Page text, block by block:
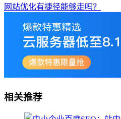
网站优化有捷径能够走吗？
相关推荐